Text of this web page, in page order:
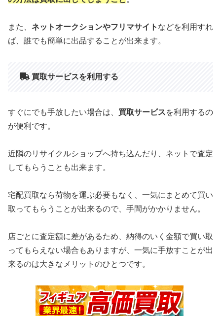
また、 ネットオークションやフリマサイト などを利用すれ
ば、誰でも簡単に出品することが出来ます。
買取サービスを利用する
すぐにでも手放したい場合は、 買取サービスを利用するの
が便利です。
近隣のリサイクルショップへ持ち込んだり、ネットで査定
してもらうことも出来ます。
宅配買取なら荷物を運ぶ必要もなく、一気にまとめて買い
取ってもらうことが出来るので、手間がかかりません。
店ごとに査定額に差があるため、納得のいく金額で買い取
ってもらえない場合もありますが、一気に手放すことが出
来るのは大きなメリットのひとつです。